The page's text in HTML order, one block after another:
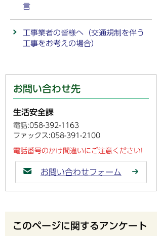
言
工事業者の皆様へ（交通規制を伴う
工事をお考えの場合）
お問い合わせ先
生活安全課
電話:058-392-1163
ファックス:058-391-2100
電話番号のかけ間違いにご注意ください!
お問い合わせフォーム
このページに関するアンケート